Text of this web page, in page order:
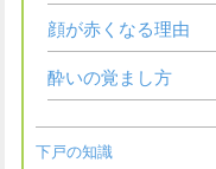
顔が赤くなる理由
酔いの覚まし方
下戸の知識